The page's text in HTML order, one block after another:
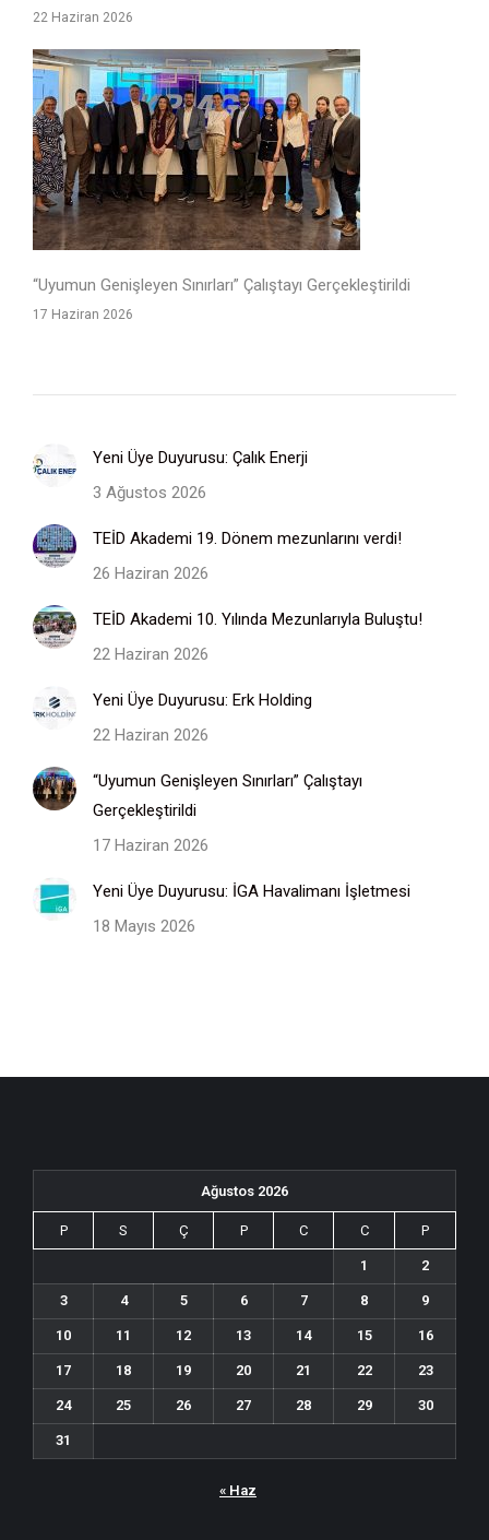
22 Haziran 2026
“Uyumun Genişleyen Sınırları” Çalıştayı Gerçekleştirildi
17 Haziran 2026
Yeni Üye Duyurusu: Çalık Enerji
3 Ağustos 2026
TEİD Akademi 19. Dönem mezunlarını verdi!
26 Haziran 2026
TEİD Akademi 10. Yılında Mezunlarıyla Buluştu!
22 Haziran 2026
Yeni Üye Duyurusu: Erk Holding
22 Haziran 2026
“Uyumun Genişleyen Sınırları” Çalıştayı
Gerçekleştirildi
17 Haziran 2026
Yeni Üye Duyurusu: İGA Havalimanı İşletmesi
18 Mayıs 2026
Ağustos 2026
P S Ç P C C P
1 2
3 4 5 6 7 8 9
10 11 12 13 14 15 16
17 18 19 20 21 22 23
24 25 26 27 28 29 30
31
« Haz